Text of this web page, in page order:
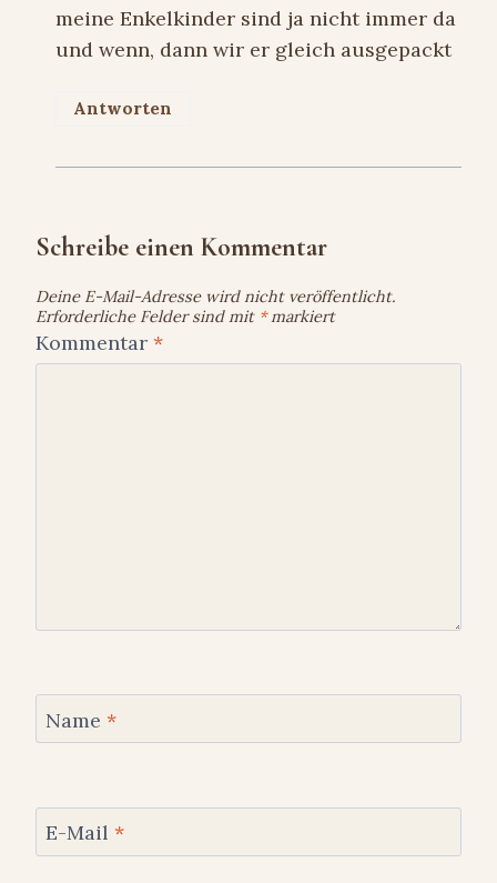
meine Enkelkinder sind ja nicht immer da
und wenn, dann wir er gleich ausgepackt
Antworten
Schreibe einen Kommentar
Deine E-Mail-Adresse wird nicht veröffentlicht.
Erforderliche Felder sind mit *markiert
Kommentar *
Name *
E-Mail *